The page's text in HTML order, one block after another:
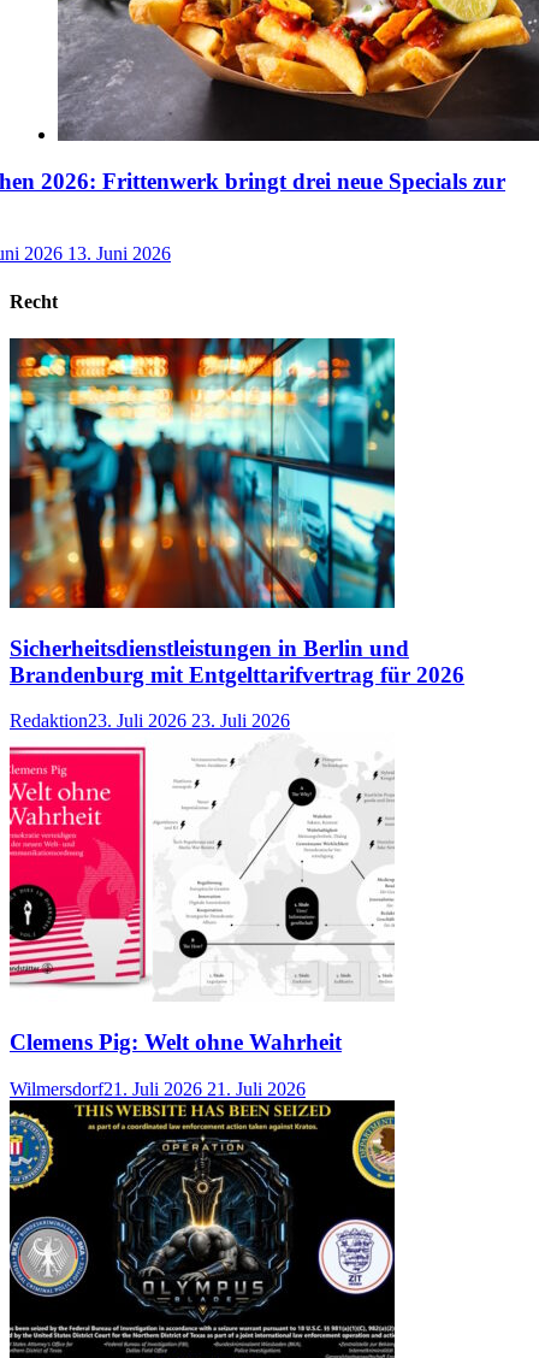
2026: Frittenwerk bringt drei neue Specials zur
2026 13. Juni 2026
Recht
Sicherheitsdienstleistungen in Berlin und
Brandenburg mit Entgelttarifvertrag für 2026
Redaktion23. Juli 2026 23. Juli 2026
Clemens Pig: Welt ohne Wahrheit
Wilmersdorf21. Juli 2026 21. Juli 2026